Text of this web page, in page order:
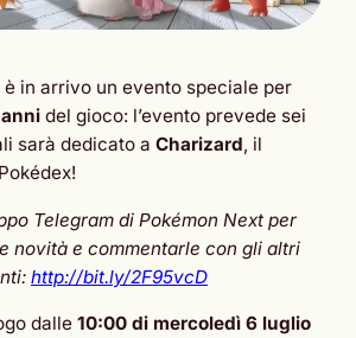
è in arrivo un evento speciale per
del gioco: l’evento prevede sei
sarà dedicato a Charizard, il
Telegram di Pokémon Next per
novità e commentarle con gli altri
http://bit.ly/2F95vcD
dalle 10:00 di mercoledì 6 luglio